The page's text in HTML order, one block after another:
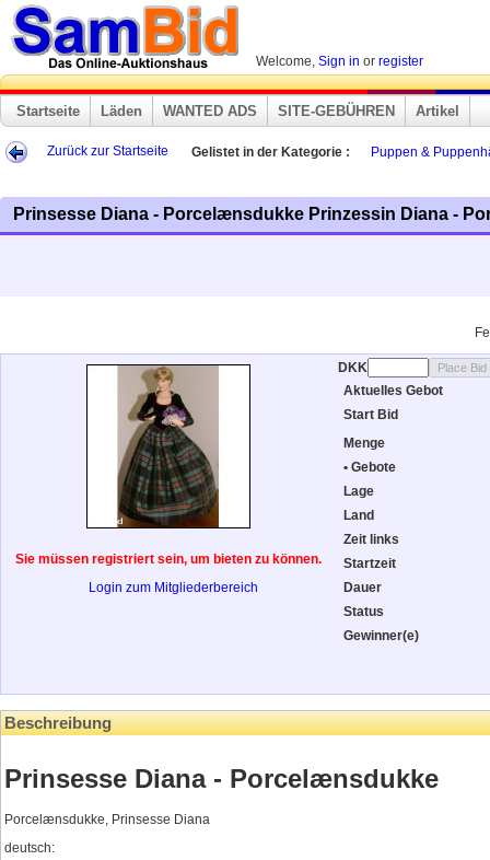
Welcome, Sign in or register
Startseite Läden WANTED ADS SITE-GEBÜHREN Artikel
Zurück zur Startseite Gelistet in der Kategorie : Puppen &
Prinsesse Diana - Porcelænsdukke Prinzessin Diana -
Sie müssen registriert sein, um bieten zu können.
Login zum Mitgliederbereich
DKK
Aktuelles Gebot
Start Bid
Menge
• Gebote
Lage
Land
Zeit links
Startzeit
Dauer
Status
Gewinner(e)
Beschreibung
Prinsesse Diana - Porcelænsdukke
Porcelænsdukke, Prinsesse Diana
deutsch: